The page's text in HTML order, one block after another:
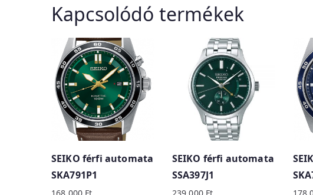
Kapcsolódó termékek
SEIKO férfi automata
SKA791P1
SEIKO férfi automata
SSA397J1